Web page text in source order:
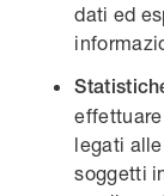
dati ed
legati
soggetti